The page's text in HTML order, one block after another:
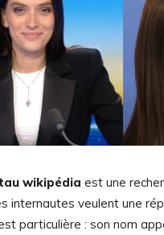
wikipédia est une
internautes veulent une
particulière : son nom